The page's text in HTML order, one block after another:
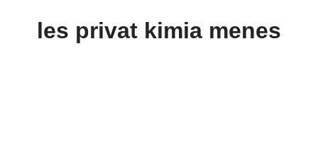
les privat kimia menes